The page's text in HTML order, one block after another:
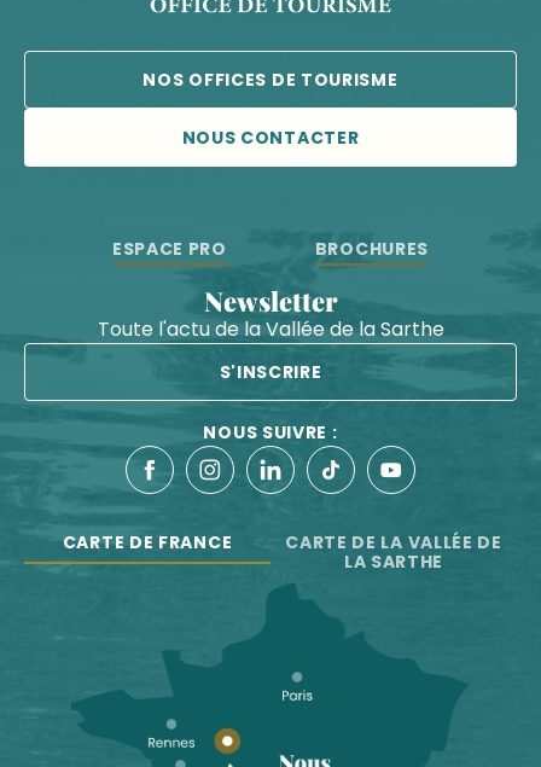
NOS OFFICES DE TOURISME
NOUS CONTACTER
ESPACE PRO BROCHURES
Newsletter
Toute l'actu de la Vallée de la Sarthe
S'INSCRIRE
NOUS SUIVRE :
CARTE DE FRANCE
CARTE DE LA VALLÉE DE
LA SARTHE